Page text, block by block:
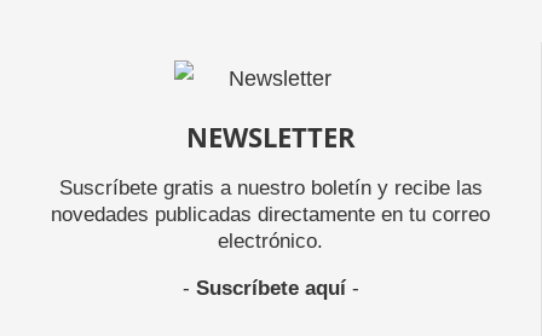
NEWSLETTER
Suscríbete gratis a nuestro boletín y recibe las
novedades publicadas directamente en tu correo
electrónico.
- Suscríbete aquí-